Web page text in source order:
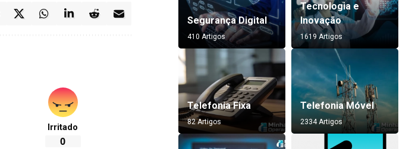
Irritado
0
Segurança Digital
410 Artigos
Tecnologia e
Inovação
1619 Artigos
Telefonia Fixa
82 Artigos
Telefonia Móvel
2334 Artigos